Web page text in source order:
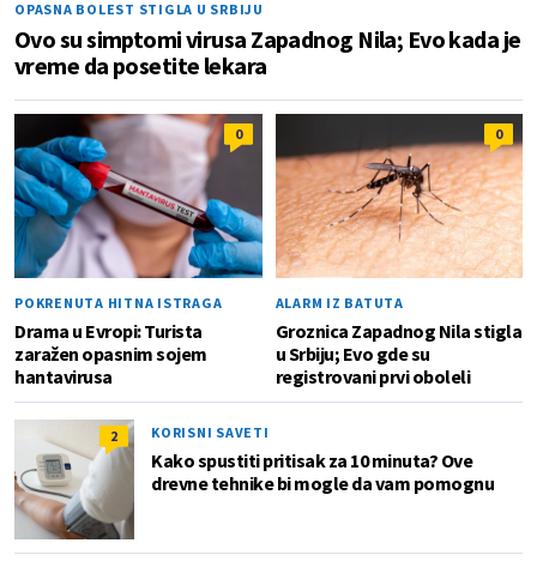
OPASNA BOLEST STIGLA U SRBIJU
Ovo su simptomi virusa Zapadnog Nila; Evo kada je
vreme da posetite lekara
0
POKRENUTA HITNA ISTRAGA
Drama u Evropi: Turista
zaražen opasnim sojem
hantavirusa
0
ALARM IZ BATUTA
Groznica Zapadnog Nila stigla
u Srbiju; Evo gde su
registrovani prvi oboleli
2 KORISNI SAVETI
Kako spustiti pritisak za 10 minuta? Ove
drevne tehnike bi mogle da vam pomognu